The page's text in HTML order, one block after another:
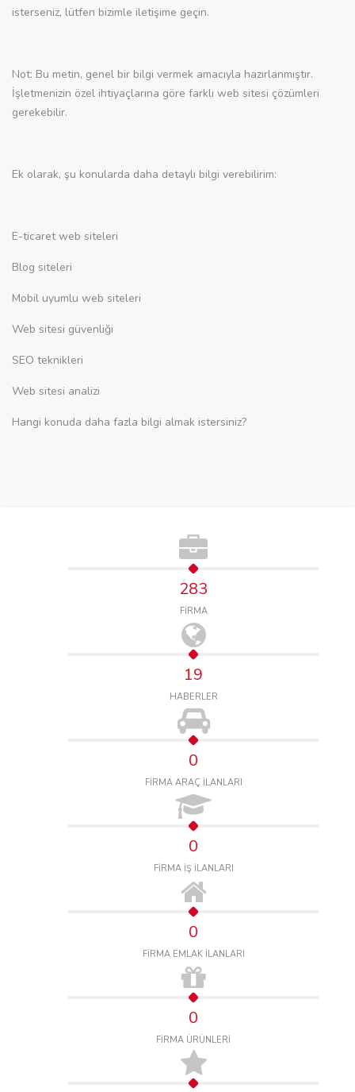
isterseniz, lütfen bizimle iletişime geçin.
Not: Bu metin, genel bir bilgi vermek amacıyla hazırlanmıştır.
İşletmenizin özel ihtiyaçlarına göre farklı web sitesi çözümleri
gerekebilir.
Ek olarak, şu konularda daha detaylı bilgi verebilirim:
E-ticaret web siteleri
Blog siteleri
Mobil uyumlu web siteleri
Web sitesi güvenliği
SEO teknikleri
Web sitesi analizi
Hangi konuda daha fazla bilgi almak istersiniz?
283
FİRMA
19
HABERLER
0
FİRMA ARAÇ İLANLARI
0
FİRMA İŞ İLANLARI
0
FİRMA EMLAK İLANLARI
0
FİRMA ÜRÜNLERİ